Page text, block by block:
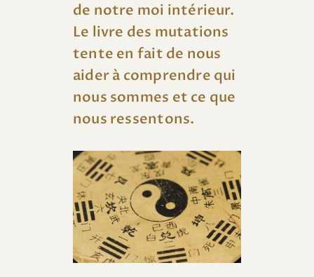
de notre moi intérieur.
Le livre des mutations
tente en fait de nous
aider à comprendre qui
nous sommes et ce que
nous ressentons.